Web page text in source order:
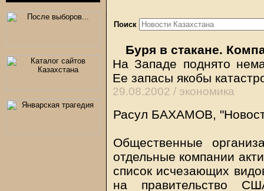
Поиск
Буря в стакане.
На Западе поднято
Ее запасы якобы
29.08.2002 / экономика
Расул БАХАМОВ,
Общественные
отдельные компании
список исчезающих
на правительство